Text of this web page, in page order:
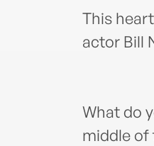
This
actor Bill
What do
middle of